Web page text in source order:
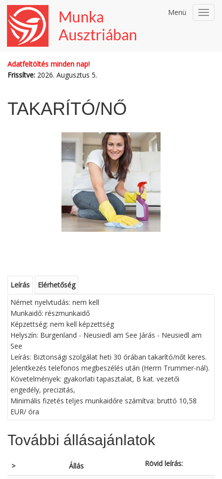
Menü
Adatfeltöltés minden nap!
Frissítve: 2026. Augusztus 5.
TAKARÍTÓ/NŐ
Leírás
Elérhetőség
Német nyelvtudás: nem kell
Munkaidő: részmunkaidő
Képzettség: nem kell képzettség
Helyszín: Burgenland - Neusiedl am See Járás - Neusiedl am
See
Leírás: Biztonsági szolgálat heti 30 órában takarító/nőt keres.
Jelentkezés telefonos megbeszélés után (Herrn Trummer-nál).
Követelmények: gyakorlati tapasztalat, B kat. vezetői
engedély, precizitás,
Minimális fizetés teljes munkaidőre számítva: bruttó 10,58
EUR/ óra
További állásajánlatok
> Állás Rövid leírás: